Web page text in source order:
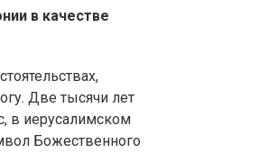
в качестве
Две тысячи лет
в иерусалимском
Божественного